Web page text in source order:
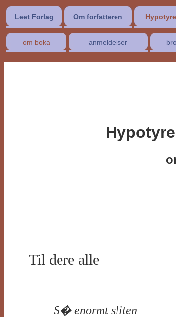
Leet Forlag Om forfatteren
om boka anmeldelser
Til dere alle
S� enormt sliten